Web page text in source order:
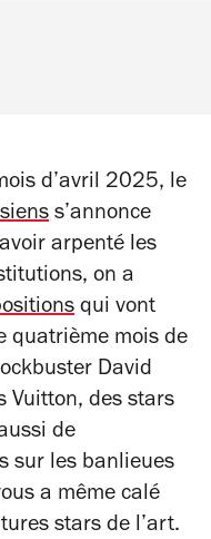
d’avril 2025, le
s’annonce
arpenté les
on a
qui vont
quatrième mois de
David
Vuitton, des stars
de
sur les banlieues
a même calé
stars de l’art.